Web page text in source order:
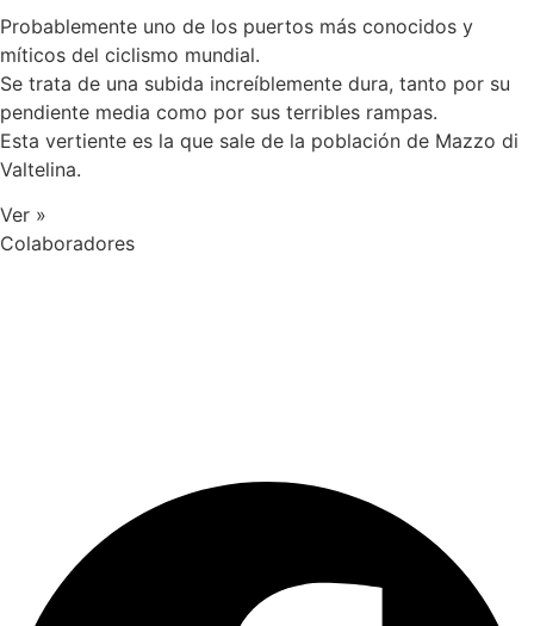
Probablemente uno de los puertos más conocidos y
míticos del ciclismo mundial.
Se trata de una subida increíblemente dura, tanto por su
pendiente media como por sus terribles rampas.
Esta vertiente es la que sale de la población de Mazzo di
Valtelina.
Ver »
Colaboradores